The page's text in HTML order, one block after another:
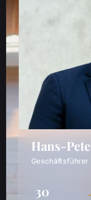
Hans-
Geschäftsführer
30